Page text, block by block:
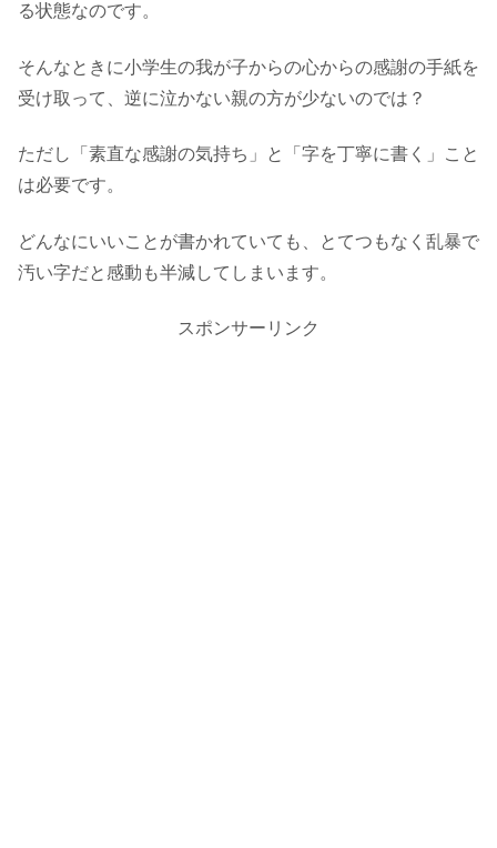
る状態なのです。
そんなときに小学生の我が子からの心からの感謝の手紙を
受け取って、逆に泣かない親の方が少ないのでは？
ただし「素直な感謝の気持ち」と「字を丁寧に書く」こと
は必要です。
どんなにいいことが書かれていても、とてつもなく乱暴で
汚い字だと感動も半減してしまいます。
スポンサーリンク